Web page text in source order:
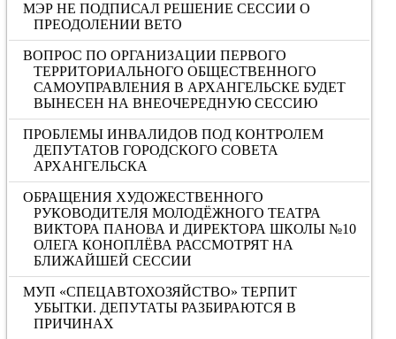
МЭР НЕ ПОДПИСАЛ РЕШЕНИЕ СЕССИИ О
ПРЕОДОЛЕНИИ ВЕТО
ВОПРОС ПО ОРГАНИЗАЦИИ ПЕРВОГО
ТЕРРИТОРИАЛЬНОГО ОБЩЕСТВЕННОГО
САМОУПРАВЛЕНИЯ В АРХАНГЕЛЬСКЕ БУДЕТ
ВЫНЕСЕН НА ВНЕОЧЕРЕДНУЮ СЕССИЮ
ПРОБЛЕМЫ ИНВАЛИДОВ ПОД КОНТРОЛЕМ
ДЕПУТАТОВ ГОРОДСКОГО СОВЕТА
АРХАНГЕЛЬСКА
ОБРАЩЕНИЯ ХУДОЖЕСТВЕННОГО
РУКОВОДИТЕЛЯ МОЛОДЁЖНОГО ТЕАТРА
ВИКТОРА ПАНОВА И ДИРЕКТОРА ШКОЛЫ №10
ОЛЕГА КОНОПЛЁВА РАССМОТРЯТ НА
БЛИЖАЙШЕЙ СЕССИИ
МУП «СПЕЦАВТОХОЗЯЙСТВО» ТЕРПИТ
УБЫТКИ. ДЕПУТАТЫ РАЗБИРАЮТСЯ В
ПРИЧИНАХ